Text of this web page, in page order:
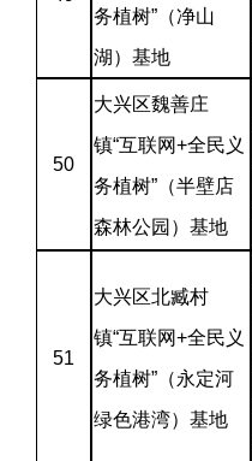
务植树”（净山
湖）基地
50
大兴区魏善庄
镇“互联网+全民义
务植树”（半壁店
森林公园）基地
51
大兴区北臧村
镇“互联网+全民义
务植树”（永定河
绿色港湾）基地